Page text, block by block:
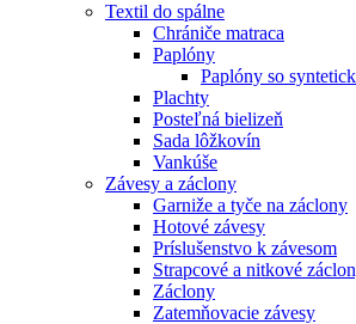
Textil do spálne
Chrániče matraca
Paplóny
Paplóny so
Plachty
Posteľná bielizeň
Sada lôžkovín
Vankúše
Závesy a záclony
Garniže a tyče na záclony
Hotové závesy
Príslušenstvo k závesom
Strapcové a nitkové
Záclony
Zatemňovacie závesy